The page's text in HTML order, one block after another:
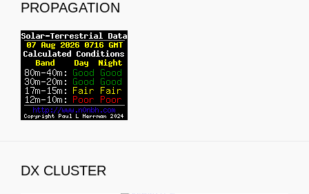
PROPAGATION
DX CLUSTER